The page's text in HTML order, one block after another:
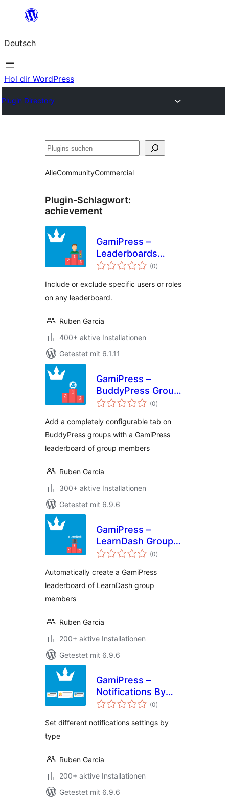
springen
Deutsch
Hol dir WordPress
Plugin Directory
Suchen
AlleCommunityCommercial
Plugin-Schlagwort:
achievement
GamiPress –
Leaderboards
Include/Exclude
(0Bewertungen
insgesamt
)
Include or exclude specific users or roles
on any leaderboard.
Ruben Garcia
400+ aktive Installationen
Getestet mit 6.1.11
GamiPress –
BuddyPress Group
Leaderboard(0Bewertungen
insgesamt
)
Add a completely configurable tab on
BuddyPress groups with a GamiPress
leaderboard of group members
Ruben Garcia
300+ aktive Installationen
Getestet mit 6.9.6
GamiPress –
LearnDash Group
Leaderboard(0Bewertungen
insgesamt
)
Automatically create a GamiPress
leaderboard of LearnDash group
members
Ruben Garcia
200+ aktive Installationen
Getestet mit 6.9.6
GamiPress –
Notifications By
Type
(0Bewertungen
insgesamt
)
Set different notifications settings by
type
Ruben Garcia
200+ aktive Installationen
Getestet mit 6.9.6